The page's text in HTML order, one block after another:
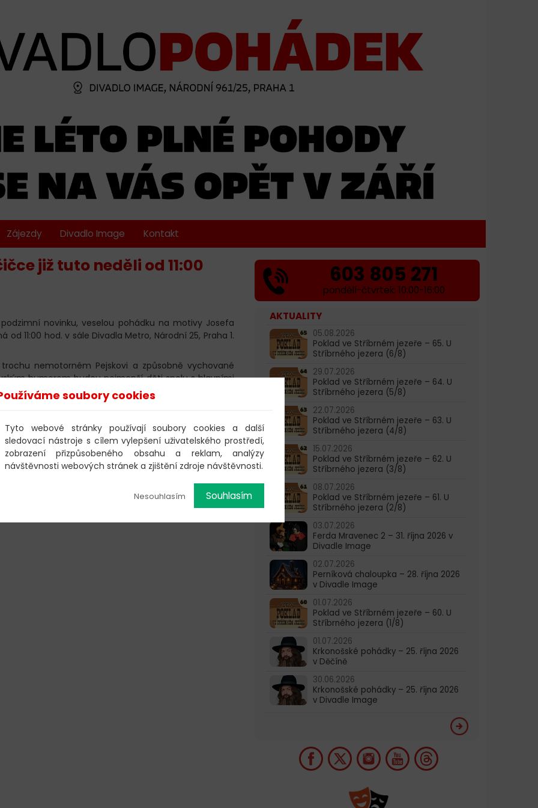
Zájezdy Divadlo Image Kontakt
již tuto neděli od 11:00
novinku, veselou pohádku na motivy Josefa
od 11:00 hod. v sále Divadla Metro, Národní 25, Praha 1.
nemotorném Pejskovi a způsobně vychované
humorem budou nejmenší děti spolu s hlavními
utěšovat panenku, zpívat písničky a radovat se
603 805 271
pondělí-čtvrtek: 10:00-16:00
AKTUALITY
05.08.2026
Poklad ve Stříbrném jezeře – 65. U
Stříbrného jezera (6/8)
29.07.2026
Poklad ve Stříbrném jezeře – 64. U
Stříbrného jezera (5/8)
22.07.2026
Poklad ve Stříbrném jezeře – 63. U
Stříbrného jezera (4/8)
15.07.2026
Poklad ve Stříbrném jezeře – 62. U
Stříbrného jezera (3/8)
08.07.2026
Poklad ve Stříbrném jezeře – 61. U
Stříbrného jezera (2/8)
03.07.2026
Ferda Mravenec 2 – 31. října 2026 v
Divadle Image
02.07.2026
Perníková chaloupka – 28. října 2026
v Divadle Image
01.07.2026
Poklad ve Stříbrném jezeře – 60. U
Stříbrného jezera (1/8)
01.07.2026
Krkonošské pohádky – 25. října 2026
v Děčíně
30.06.2026
Krkonošské pohádky – 25. října 2026
v Divadle Image
soubory cookies
Tyto webové stránky používají soubory cookies a další
sledovací nástroje s cílem vylepšení uživatelského prostředí,
zobrazení přizpůsobeného obsahu a reklam, analýzy
návštěvnosti webových stránek a zjištění zdroje návštěvnosti.
Nesouhlasím Souhlasím